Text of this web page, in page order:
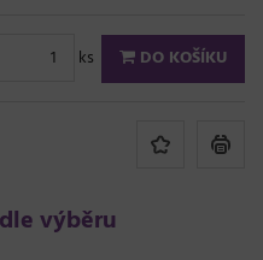
ks DO KOŠÍKU
výběru